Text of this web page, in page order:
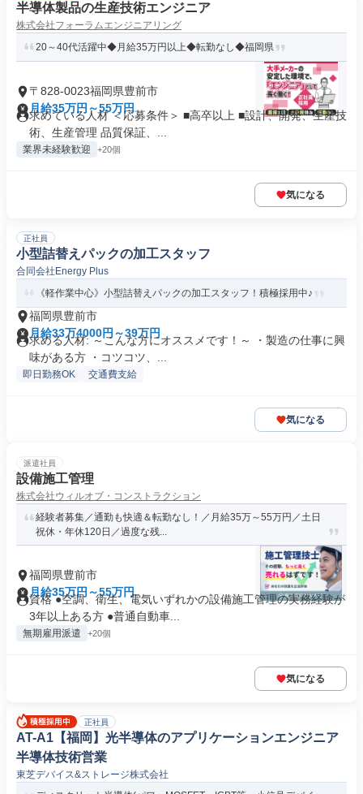
半導体製品の生産技術エンジニア
株式会社フォーラムエンジニアリング
20～40代活躍中◆月給35万円以上◆転勤なし◆福岡県
〒828-0023福岡県豊前市
月給35万円～55万円
求めている人材 ＜応募条件＞ ■高卒以上 ■設計、開発、生産技
術、生産管理 品質保証、...
業界未経験歓迎 +20個
気になる
正社員
小型詰替えパックの加工スタッフ
合同会社Energy Plus
《軽作業中心》小型詰替えパックの加工スタッフ！積極採用中♪
福岡県豊前市
月給33万4000円～39万円
求める人材: ～こんな方にオススメです！～ ・製造の仕事に興
味がある方 ・コツコツ、...
即日勤務OK 交通費支給
気になる
派遣社員
設備施工管理
株式会社ウィルオブ・コンストラクション
経験者募集／通勤も快適＆転勤なし！／月給35万～55万円／土日
祝休・年休120日／過度な残...
福岡県豊前市
月給35万円～55万円
資格 ●空調、衛生、電気いずれかの設備施工管理の実務経験が
3年以上ある方 ●普通自動車...
無期雇用派遣 +20個
気になる
正社員
AT-A1【福岡】光半導体のアプリケーションエンジニア
半導体技術営業
東芝デバイス&ストレージ株式会社